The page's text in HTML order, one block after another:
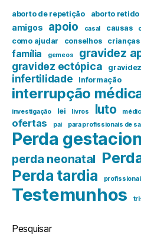
aborto de repetição aborto retido
amigos apoio casal causas
como ajudar conselhos crianças
família gemeos gravidez
gravidez ectópica
infertilidade Informação
interrupção
investigação lei livros luto
ofertas pai para profissionais de
Perda
perda neonatal
Perda tardia
Testemunhos
Pesquisar